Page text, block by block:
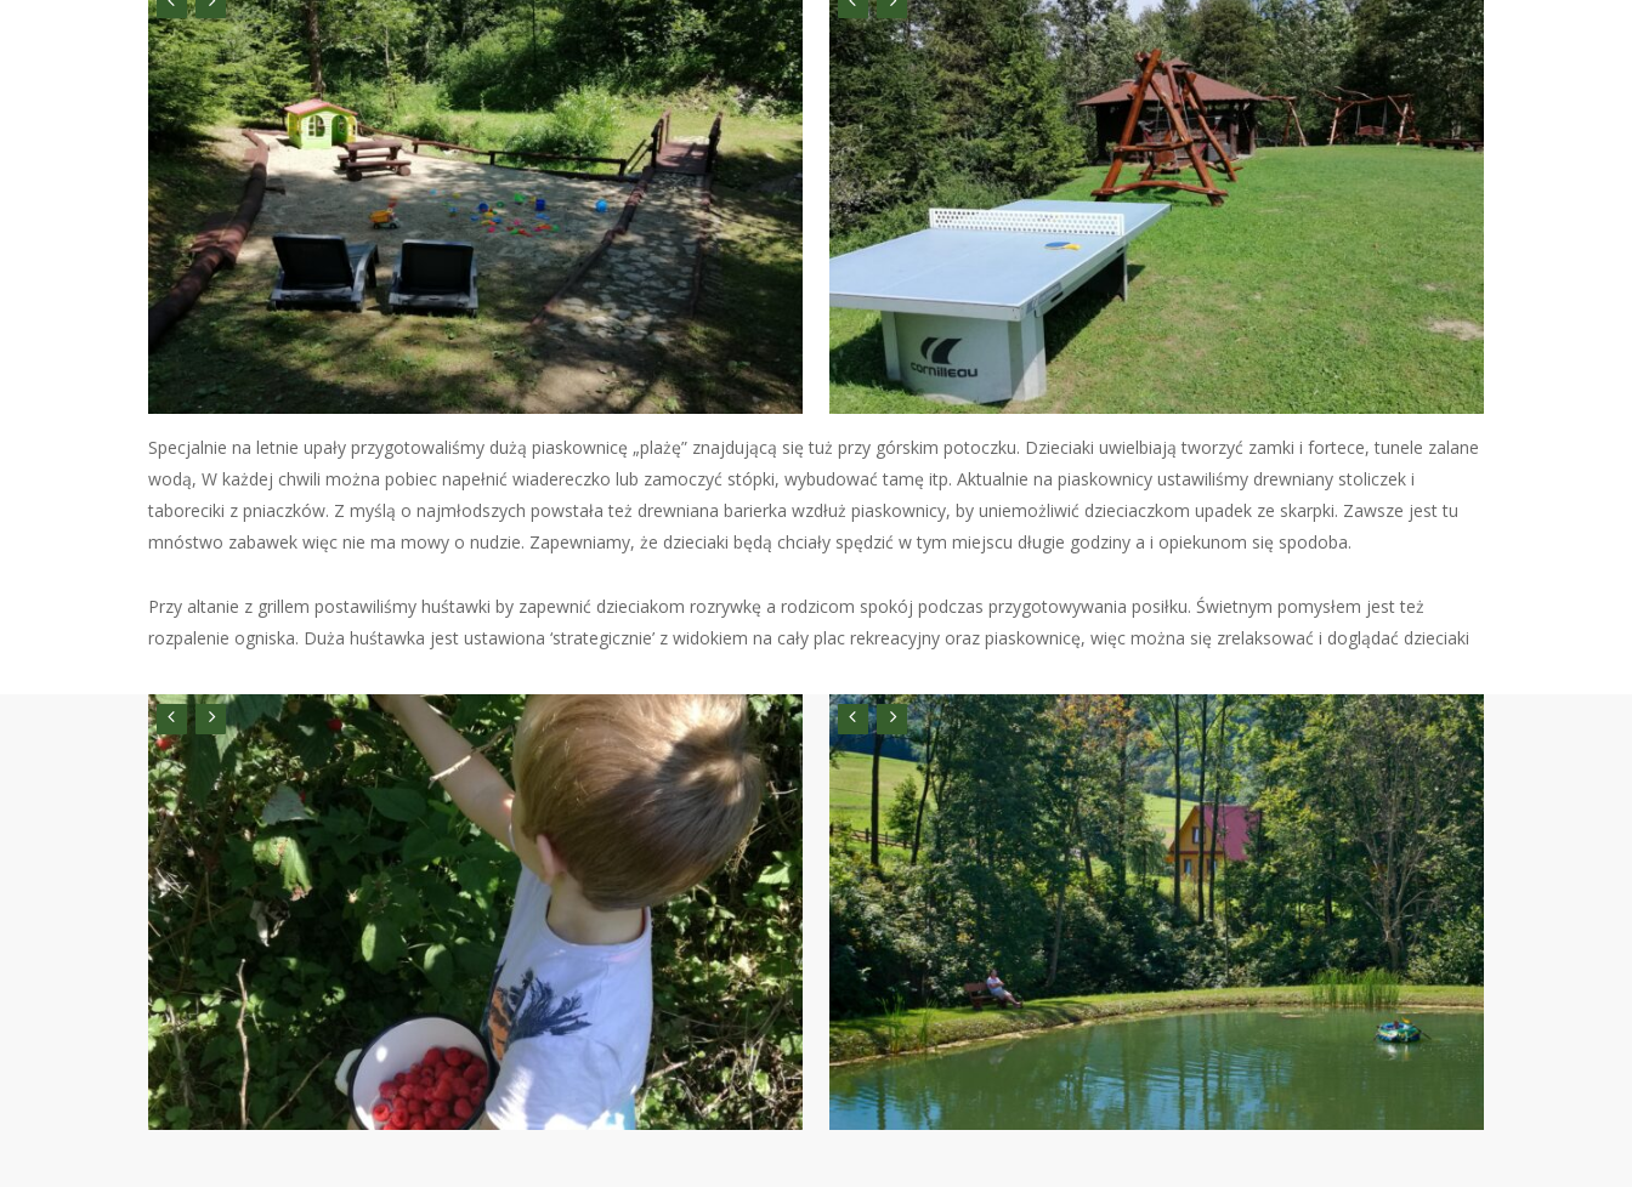
Specjalnie na letnie upały przygotowaliśmy dużą piaskownicę „plażę” znajdującą się tuż przy górskim potoczku. Dzieciaki uwielbiają tworzyć zamki i fortece, tunele zalane
wodą, W każdej chwili można pobiec napełnić wiadereczko lub zamoczyć stópki, wybudować tamę itp. Aktualnie na piaskownicy ustawiliśmy drewniany stoliczek i
taboreciki z pniaczków. Z myślą o najmłodszych powstała też drewniana barierka wzdłuż piaskownicy, by uniemożliwić dzieciaczkom upadek ze skarpki. Zawsze jest tu
mnóstwo zabawek więc nie ma mowy o nudzie. Zapewniamy, że dzieciaki będą chciały spędzić w tym miejscu długie godziny a i opiekunom się spodoba.
Przy altanie z grillem postawiliśmy huśtawki by zapewnić dzieciakom rozrywkę a rodzicom spokój podczas przygotowywania posiłku. Świetnym pomysłem jest też
rozpalenie ogniska. Duża huśtawka jest ustawiona ‘strategicznie’ z widokiem na cały plac rekreacyjny oraz piaskownicę, więc można się zrelaksować i doglądać dzieciaki